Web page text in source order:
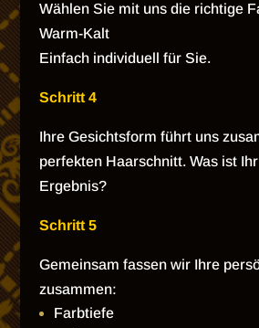
Wählen Sie mit uns die richtige
Warm-Kalt
Einfach individuell für Sie.
Schritt 4
Ihre Gesichtsform führt uns
perfekten Haarschnitt. Was ist
Ergebnis?
Schritt 5
Gemeinsam fassen wir Ihre
zusammen:
Farbtiefe